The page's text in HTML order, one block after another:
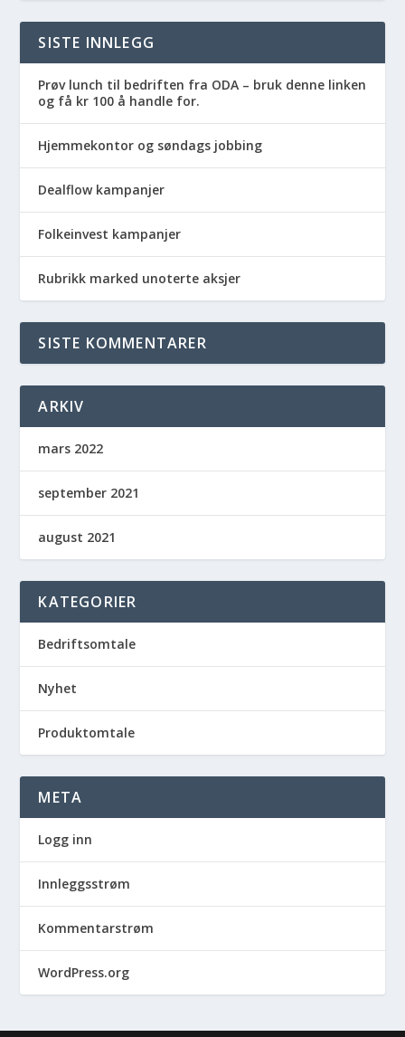
SISTE INNLEGG
Prøv lunch til bedriften fra ODA – bruk denne linken
og få kr 100 å handle for.
Hjemmekontor og søndags jobbing
Dealflow kampanjer
Folkeinvest kampanjer
Rubrikk marked unoterte aksjer
SISTE KOMMENTARER
ARKIV
mars 2022
september 2021
august 2021
KATEGORIER
Bedriftsomtale
Nyhet
Produktomtale
META
Logg inn
Innleggsstrøm
Kommentarstrøm
WordPress.org